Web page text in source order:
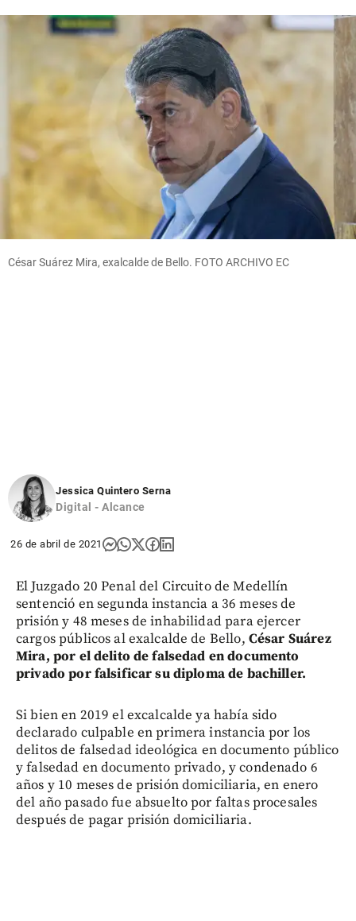
César Suárez Mira, exalcalde de Bello. FOTO ARCHIVO EC
Jessica Quintero Serna
Digital - Alcance
26 de abril de 2021
El Juzgado 20 Penal del Circuito de Medellín
sentenció en segunda instancia a 36 meses de
prisión y 48 meses de inhabilidad para ejercer
cargos públicos al exalcalde de Bello, César Suárez
Mira, por el delito de falsedad en documento
privado por falsificar su diploma de bachiller.
Si bien en 2019 el excalcalde ya había sido
declarado culpable en primera instancia por los
delitos de falsedad ideológica en documento público
y falsedad en documento privado, y condenado 6
años y 10 meses de prisión domiciliaria, en enero
del año pasado fue absuelto por faltas procesales
después de pagar prisión domiciliaria.